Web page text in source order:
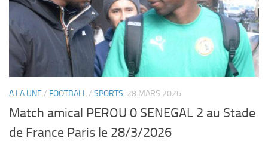
A LA UNE / FOOTBALL/ SPORTS 28 MARS 2026
Match amical PEROU 0 SENEGAL 2 au Stade
de France Paris le 28/3/2026